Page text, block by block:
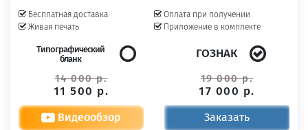
Бесплатная доставка
Живая печать
Оплата при получении
Приложение в комплекте
Типографический
бланк
14 000 р.
11 500 р.
ГОЗНАК
19 000 р.
17 000 р.
Видеообзор Заказать